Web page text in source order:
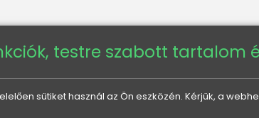
testre szabott tartalom
sütiket használ az Ön eszközén. Kérjük, a